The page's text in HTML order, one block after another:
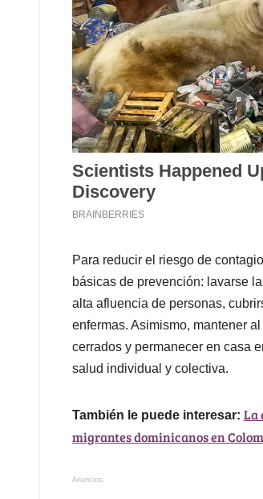
Para reducir el riesgo de
básicas de prevención: lavarse
alta afluencia de personas,
enfermas. Asimismo, mantener
cerrados y permanecer en casa
salud individual y colectiva.
También le puede interesar: La
migrantes dominicanos en
Anuncios.